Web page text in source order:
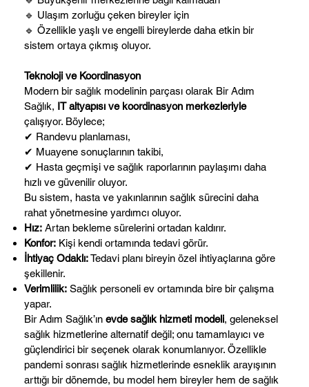
🔹 Ulaşım zorluğu çeken bireyler için
🔹 Özellikle yaşlı ve engelli bireylerde daha etkin bir
sistem ortaya çıkmış oluyor.
Teknoloji ve Koordinasyon
Modern bir sağlık modelinin parçası olarak Bir Adım
Sağlık, IT altyapısı ve koordinasyon merkezleriyle
çalışıyor. Böylece;
✔ Randevu planlaması,
✔ Muayene sonuçlarının takibi,
✔ Hasta geçmişi ve sağlık raporlarının paylaşımı daha
hızlı ve güvenilir oluyor.
Bu sistem, hasta ve yakınlarının sağlık sürecini daha
rahat yönetmesine yardımcı oluyor.
Hız: Artan bekleme sürelerini ortadan kaldırır.
Konfor: Kişi kendi ortamında tedavi görür.
İhtiyaç Odaklı:Tedavi planı bireyin özel ihtiyaçlarına göre
şekillenir.
Verimlilik: Sağlık personeli ev ortamında bire bir çalışma
yapar.
Bir Adım Sağlık’ınevde sağlık hizmeti modeli, geleneksel
sağlık hizmetlerine alternatif değil; onu tamamlayıcı ve
güçlendirici bir seçenek olarak konumlanıyor. Özellikle
pandemi sonrası sağlık hizmetlerinde esneklik arayışının
arttığı bir dönemde, bu model hem bireyler hem de sağlık